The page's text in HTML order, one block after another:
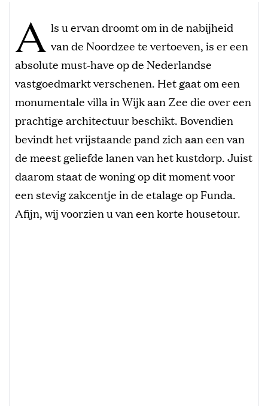
A ls u ervan droomt om in de nabijheid
van de Noordzee te vertoeven, is er een
absolute must-have op de Nederlandse
vastgoedmarkt verschenen. Het gaat om een
monumentale villa in Wijk aan Zee die over een
prachtige architectuur beschikt. Bovendien
bevindt het vrijstaande pand zich aan een van
de meest geliefde lanen van het kustdorp. Juist
daarom staat de woning op dit moment voor
een stevig zakcentje in de etalage op Funda.
Afijn, wij voorzien u van een korte housetour.